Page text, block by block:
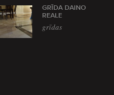
GRĪDA DAINO
REALE
grīdas